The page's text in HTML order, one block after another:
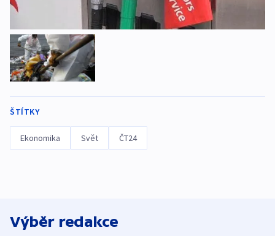
ŠTÍTKY
Ekonomika Svět ČT24
Výběr redakce